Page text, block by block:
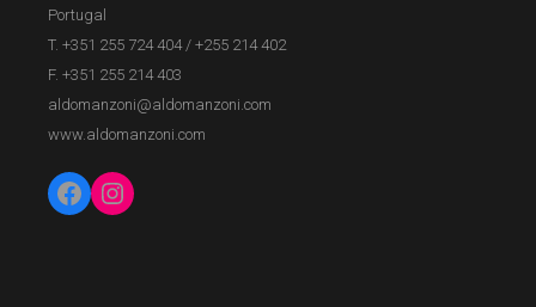
Portugal
T. +351 255 724 404/+255 214 402
F. +351 255 214 403
aldomanzoni@aldomanzoni.com
www.aldomanzoni.com
Facebook
Instagram